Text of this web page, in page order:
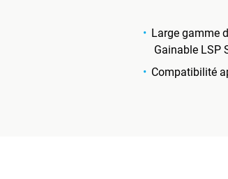
Large gamme
Gainable LSP
Compatibilité